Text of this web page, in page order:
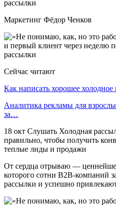
Маркетинг Фёдор Ченков
Сейчас читают
Как написать хорошее
Аналитика рекламы для
за…
18 окт Слушать Холодная
правильно, чтобы получить
теплые лиды и продажи
От сердца отрываю —
которого сотни B2B-компаний
рассылки и успешно